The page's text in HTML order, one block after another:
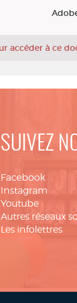
accéder à ce
SUIVEZ
Facebook
Instagram
Youtube
Autres réseaux
Les infolettres